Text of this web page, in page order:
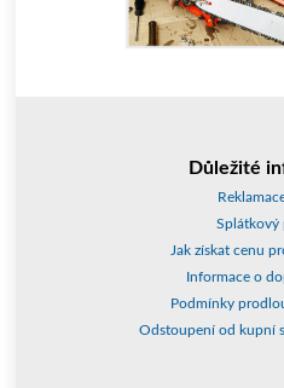
Důležité
Splátkový
Jak získat cenu
Informace o
Podmínky
Odstoupení od kupní